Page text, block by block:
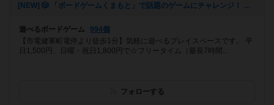
[NEW] 🎲 「ボードゲームくまもと」で話題のゲームにチャレンジ！ 🚀✨（2024年12月16日 12時53分）
遊べるボードゲーム
994個
【市電健軍町電停より徒歩1分】気軽に遊べるプレイスペースです。 平
日1,500円、日曜・祝日1,800円で☆フリータイム（最長7時間...
フォローする